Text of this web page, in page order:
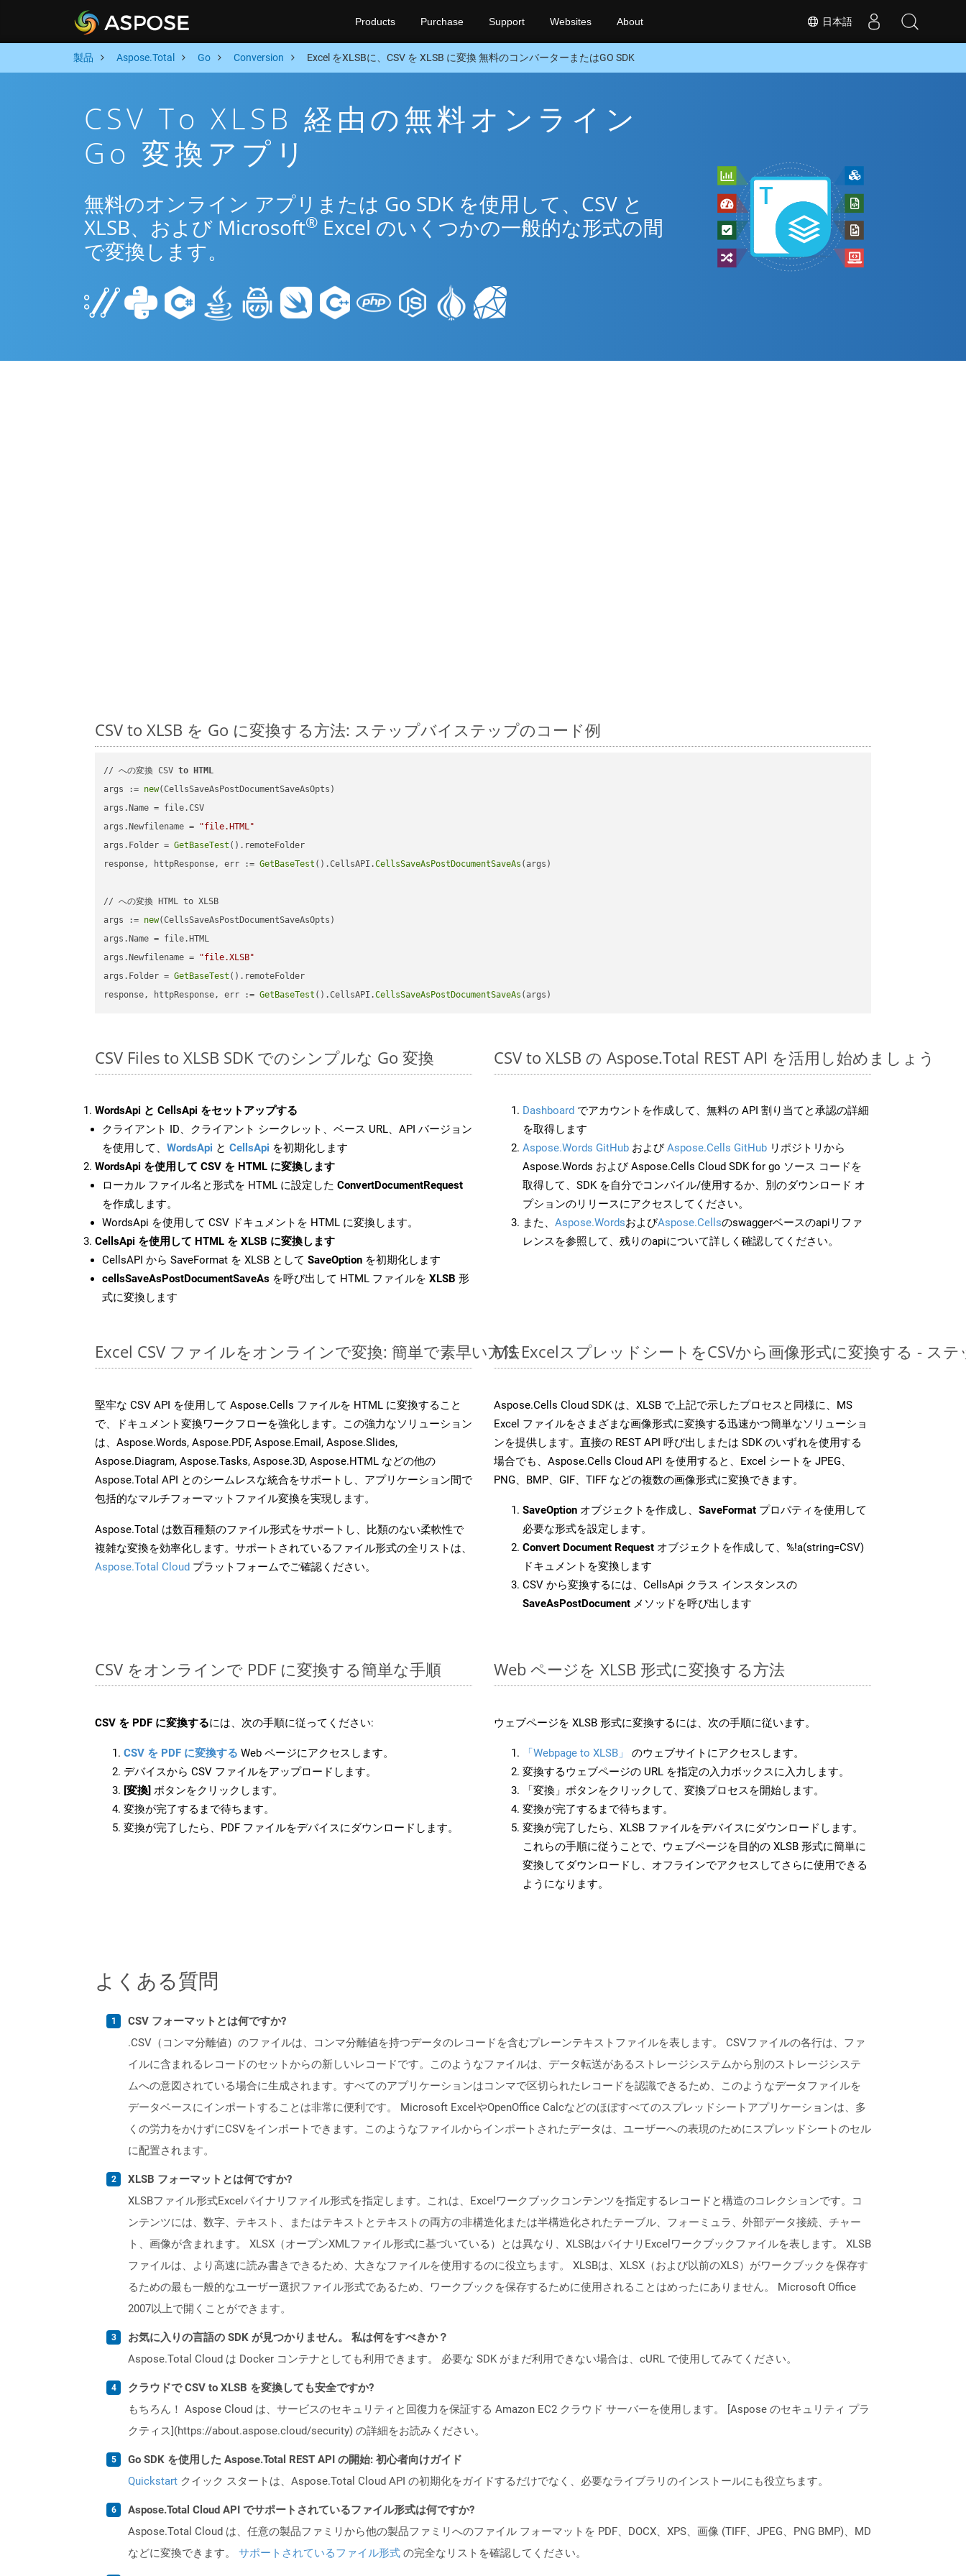
日本語
Products Purchase Support Websites About
製品 Aspose.Total Go Conversion Excel をXLSBに、CSV を XLSB に変換 無料のコンバーターまたはGO SDK
CSV To XLSB 経由の無料オンライン
Go 変換アプリ
無料のオンライン アプリまたは Go SDK を使用して、CSV と
XLSB、および Microsoft® Excel のいくつかの一般的な形式の間
で変換します。
CSV to XLSB を Go に変換する方法: ステップバイステップのコード例
// への変換 CSV to
HTML
args := new(CellsSaveAsPostDocumentSaveAsOpts)
args.Name = file.CSV
args.Newfilename =
"file.HTML"
args.Folder = GetBaseTest ().remoteFolder
response, httpResponse, err := GetBaseTest ().CellsAPI.CellsSaveAsPostDocumentSaveAs (args)
// への変換 HTML to XLSB
args := new(CellsSaveAsPostDocumentSaveAsOpts)
args.Name = file.HTML
args.Newfilename =
"file.XLSB"
args.Folder = GetBaseTest ().remoteFolder
response, httpResponse, err := GetBaseTest ().CellsAPI.CellsSaveAsPostDocumentSaveAs
CSV Files to XLSB SDK でのシンプルな Go 変換
WordsApi と CellsApi をセットアップする
クライアント ID、クライアント シークレット、ベース URL、API バージョン
を使用して、 WordsApi と CellsApi を初期化します
WordsApi を使用して CSV を HTML に変換します
ローカル ファイル名と形式を HTML に設定した ConvertDocumentRequest
を作成します。
WordsApi を使用して CSV ドキュメントを HTML に変換します。
CellsApi を使用して HTML を XLSB に変換します
CellsAPI から SaveFormat を XLSB として SaveOption を初期化します
cellsSaveAsPostDocumentSaveAs を呼び出して HTML ファイルを XLSB 形
式に変換します
CSV to XLSB の Aspose.Total REST API を活用し始めましょう
Dashboard でアカウントを作成して、無料の API 割り当てと承認の詳細
を取得します
Aspose.Words GitHub およびAspose.Cells GitHub リポジトリから
Aspose.Words および Aspose.Cells Cloud SDK for go ソース コードを
取得して、SDK を自分でコンパイル/使用するか、別のダウンロード オ
プションのリリースにアクセスしてください。
また、 Aspose.WordsおよびAspose.Cellsのswaggerベースのapiリファ
レンスを参照して、残りのapiについて詳しく確認してください。
Excel CSV ファイルをオンラインで変換: 簡単で素早い方法
堅牢な CSV API を使用して Aspose.Cells ファイルを HTML に変換すること
で、ドキュメント変換ワークフローを強化します。この強力なソリューション
は、Aspose.Words, Aspose.PDF, Aspose.Email, Aspose.Slides,
Aspose.Diagram, Aspose.Tasks, Aspose.3D, Aspose.HTML などの他の
Aspose.Total API とのシームレスな統合をサポートし、アプリケーション間で
包括的なマルチフォーマットファイル変換を実現します。
Aspose.Total は数百種類のファイル形式をサポートし、比類のない柔軟性で
複雑な変換を効率化します。サポートされているファイル形式の全リストは、
Aspose.Total Cloud プラットフォームでご確認ください。
MS ExcelスプレッドシートをCSVから画像形式に変換する - ス
Aspose.Cells Cloud SDK は、XLSB で上記で示したプロセスと同様に、MS
Excel ファイルをさまざまな画像形式に変換する迅速かつ簡単なソリューショ
ンを提供します。直接の REST API 呼び出しまたは SDK のいずれを使用する
場合でも、Aspose.Cells Cloud API を使用すると、Excel シートを JPEG、
PNG、BMP、GIF、TIFF などの複数の画像形式に変換できます。
SaveOption オブジェクトを作成し、 SaveFormat プロパティを使用して
必要な形式を設定します。
Convert Document Request オブジェクトを作成して、%!a(string=CSV)
ドキュメントを変換します
CSV から変換するには、CellsApi クラス インスタンスの
SaveAsPostDocument メソッドを呼び出します
CSV をオンラインで PDF に変換する簡単な手順
CSV を PDF に変換するには、次の手順に従ってください:
CSV を PDF に変換する Web ページにアクセスします。
デバイスから CSV ファイルをアップロードします。
[変換] ボタンをクリックします。
変換が完了するまで待ちます。
変換が完了したら、PDF ファイルをデバイスにダウンロードします。
Web ページを XLSB 形式に変換する方法
ウェブページを XLSB 形式に変換するには、次の手順に従います。
「Webpage to XLSB」
のウェブサイトにアクセスします。
変換するウェブページの URL を指定の入力ボックスに入力します。
「変換」ボタンをクリックして、変換プロセスを開始します。
変換が完了するまで待ちます。
変換が完了したら、XLSB ファイルをデバイスにダウンロードします。
これらの手順に従うことで、ウェブページを目的の XLSB 形式に簡単に
変換してダウンロードし、オフラインでアクセスしてさらに使用できる
ようになります。
よくある質問
CSV フォーマットとは何ですか?
.CSV（コンマ分離値）のファイルは、コンマ分離値を持つデータのレコードを含むプレーンテキストファイルを表します。 CSVファイルの各行は、ファ
イルに含まれるレコードのセットからの新しいレコードです。このようなファイルは、データ転送があるストレージシステムから別のストレージシステ
ムへの意図されている場合に生成されます。すべてのアプリケーションはコンマで区切られたレコードを認識できるため、このようなデータファイルを
データベースにインポートすることは非常に便利です。 Microsoft ExcelやOpenOffice Calcなどのほぼすべてのスプレッドシートアプリケーションは、多
くの労力をかけずにCSVをインポートできます。このようなファイルからインポートされたデータは、ユーザーへの表現のためにスプレッドシートのセル
に配置されます。
XLSB フォーマットとは何ですか?
XLSBファイル形式Excelバイナリファイル形式を指定します。これは、Excelワークブックコンテンツを指定するレコードと構造のコレクションです。コ
ンテンツには、数字、テキスト、またはテキストとテキストの両方の非構造化または半構造化されたテーブル、フォーミュラ、外部データ接続、チャー
ト、画像が含まれます。 XLSX（オープンXMLファイル形式に基づいている）とは異なり、XLSBはバイナリExcelワークブックファイルを表します。 XLSB
ファイルは、より高速に読み書きできるため、大きなファイルを使用するのに役立ちます。 XLSBは、XLSX（および以前のXLS）がワークブックを保存す
るための最も一般的なユーザー選択ファイル形式であるため、ワークブックを保存するために使用されることはめったにありません。 Microsoft Office
2007以上で開くことができます。
お気に入りの言語の SDK が見つかりません。 私は何をすべきか？
Aspose.Total Cloud は Docker コンテナとしても利用できます。 必要な SDK がまだ利用できない場合は、cURL で使用してみてください。
クラウドで CSV to XLSB を変換しても安全ですか?
もちろん！ Aspose Cloud は、サービスのセキュリティと回復力を保証する Amazon EC2 クラウド サーバーを使用します。 [Aspose のセキュリティ プラ
クティス](https://about.aspose.cloud/security) の詳細をお読みください。
Go SDK を使用した Aspose.Total REST API の開始: 初心者向けガイド
Quickstart クイック スタートは、Aspose.Total Cloud API の初期化をガイドするだけでなく、必要なライブラリのインストールにも役立ちます。
Aspose.Total Cloud API でサポートされているファイル形式は何ですか?
Aspose.Total Cloud は、任意の製品ファミリから他の製品ファミリへのファイル フォーマットを PDF、DOCX、XPS、画像 (TIFF、JPEG、PNG BMP)、MD
などに変換できます。 サポートされているファイル形式 の完全なリストを確認してください。